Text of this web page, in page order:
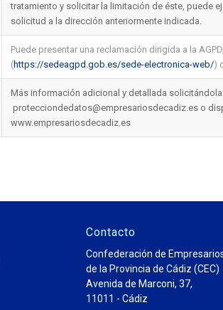
tratamiento y solicitar la limitación de éste, puede
solicitud a la dirección anteriormente indicada.
Puede presentar una reclamación dirigida a la
(https://sedeagpd.gob.es/sede-electronica-web/)
Más información adicional y detallada solicitándola
protecciondedatos@empresariosdecadiz.es o
www.empresariosdecadiz.es
Contacto
Confederación de
de la Provincia de Cádiz (CEC)
Avenida de Marconi, 37,
11011 - Cádiz